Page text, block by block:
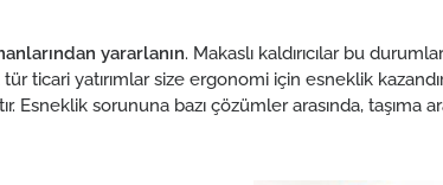
yararlanın. Makaslı kaldırıcılar bu
yatırımlar size ergonomi için esneklik
sorununa bazı çözümler arasında, taşıma